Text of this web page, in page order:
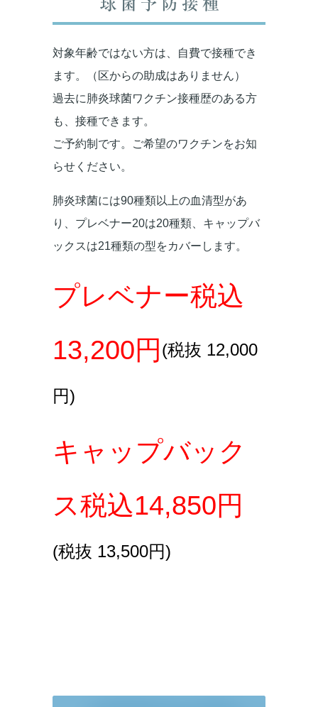
対象年齢ではない方は、自費で接種でき
ます。（区からの助成はありません）
過去に肺炎球菌ワクチン接種歴のある方
も、接種できます。
ご予約制です。ご希望のワクチンをお知
らせください。
肺炎球菌には90種類以上の血清型があ
り、プレベナー20は20種類、キャップバ
ックスは21種類の型をカバーします。
プレベナー税込
13,200円 (税抜 12,000
円)
キャップバック
ス税込14,850円
(税抜 13,500円)